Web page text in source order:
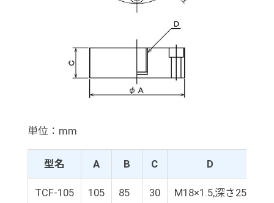
単位：mm
型名 A B C D
TCF-105 105 85 30 M18×1.5,深さ25